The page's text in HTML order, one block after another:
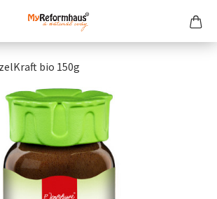
bio 150g